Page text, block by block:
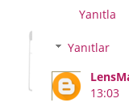
Yanıtla
Yanıtlar
13:03